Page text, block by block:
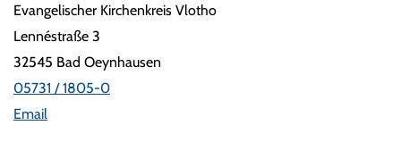
Evangelischer Kirchenkreis Vlotho
Lennéstraße 3
32545 Bad Oeynhausen
05731 / 1805-0
Email